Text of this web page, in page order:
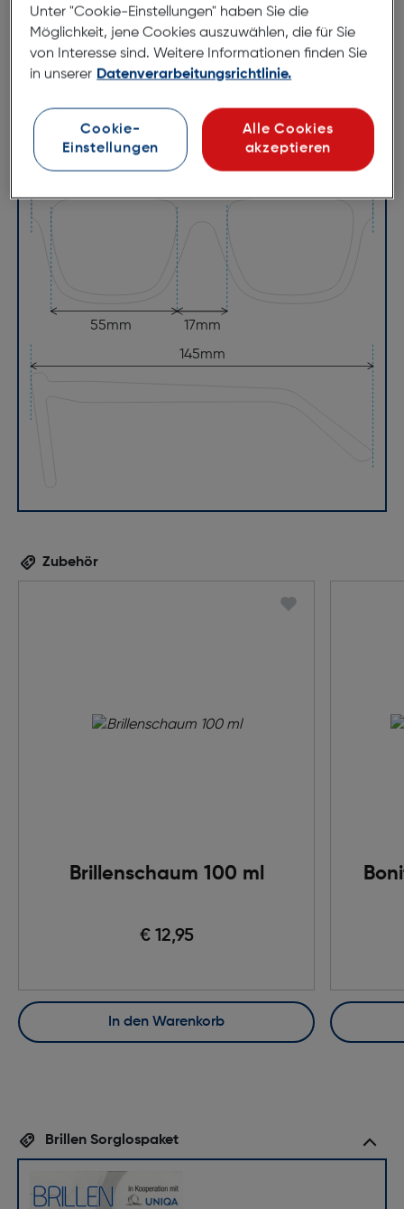
Brillenbreite:138mm
Steg:17mm
Glasbreite:55mm
(individuell ausrichtbar)
138mm
17mm
55mm
145mm
Zubehör
Brillenschaum 100 ml
€ 12,95
In den Warenkorb
Brillen Sorglospaket
Unter "Cookie-Einstellungen" haben Sie die
Möglichkeit, jene Cookies auszuwählen, die für Sie
von Interesse sind. Weitere Informationen finden Sie
in unserer Datenverarbeitungsrichtlinie.
Cookie-
Einstellungen
Alle Cookies
akzeptieren